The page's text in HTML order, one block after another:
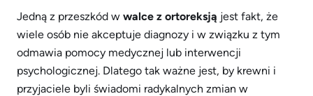
Jedną z przeszkód w walce z ortoreksją jest fakt, że
wiele osób nie akceptuje diagnozy i w związku z tym
odmawia pomocy medycznej lub interwencji
psychologicznej. Dlatego tak ważne jest, by krewni i
przyjaciele byli świadomi radykalnych zmian w